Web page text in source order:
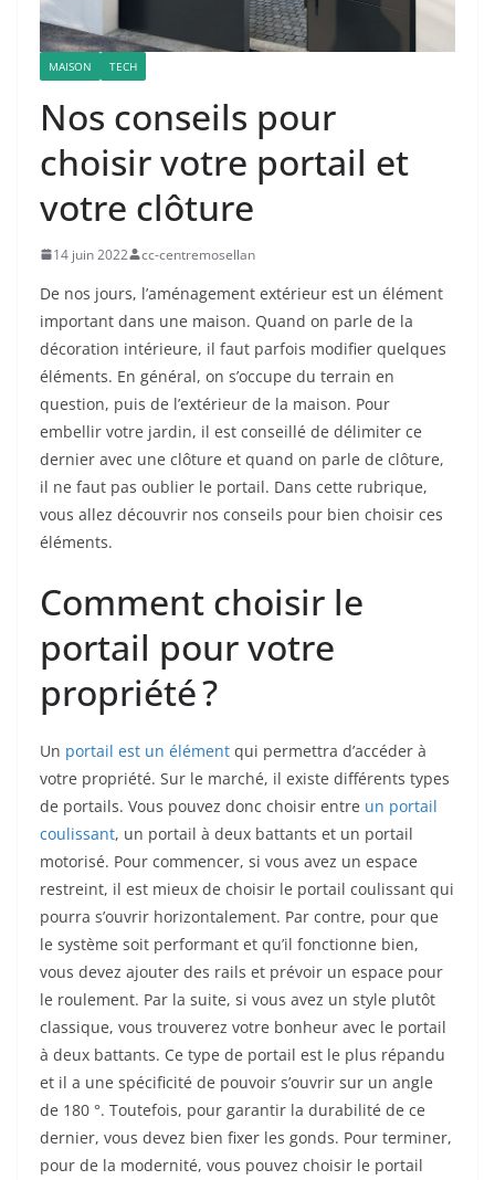
MAISON TECH
Nos conseils pour
choisir votre portail et
votre clôture
14 juin 2022 cc-centremosellan
De nos jours, l’aménagement extérieur est un élément
important dans une maison. Quand on parle de la
décoration intérieure, il faut parfois modifier quelques
éléments. En général, on s’occupe du terrain en
question, puis de l’extérieur de la maison. Pour
embellir votre jardin, il est conseillé de délimiter ce
dernier avec une clôture et quand on parle de clôture,
il ne faut pas oublier le portail. Dans cette rubrique,
vous allez découvrir nos conseils pour bien choisir ces
éléments.
Comment choisir le
portail pour votre
propriété ?
Un portail est un élément qui permettra d’accéder à
votre propriété. Sur le marché, il existe différents types
de portails. Vous pouvez donc choisir entre un portail
coulissant, un portail à deux battants et un portail
motorisé. Pour commencer, si vous avez un espace
restreint, il est mieux de choisir le portail coulissant qui
pourra s’ouvrir horizontalement. Par contre, pour que
le système soit performant et qu’il fonctionne bien,
vous devez ajouter des rails et prévoir un espace pour
le roulement. Par la suite, si vous avez un style plutôt
classique, vous trouverez votre bonheur avec le portail
à deux battants. Ce type de portail est le plus répandu
et il a une spécificité de pouvoir s’ouvrir sur un angle
de 180 °. Toutefois, pour garantir la durabilité de ce
dernier, vous devez bien fixer les gonds. Pour terminer,
pour de la modernité, vous pouvez choisir le portail